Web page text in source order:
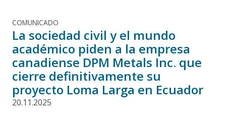
COMUNICADO
La sociedad civil y el mundo
académico piden a la empresa
canadiense DPM Metals Inc. que
cierre definitivamente su
proyecto Loma Larga en Ecuador
20.11.2025